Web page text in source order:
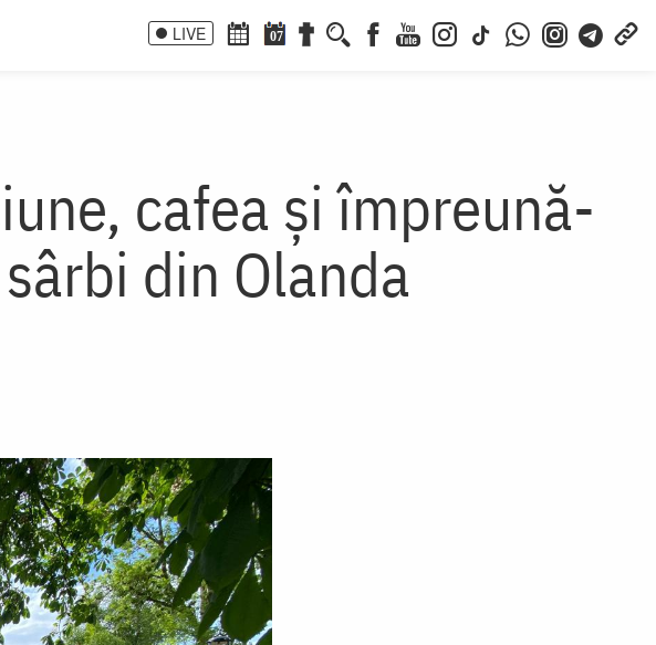
LIVE 07
cafea și împreună-
din Olanda